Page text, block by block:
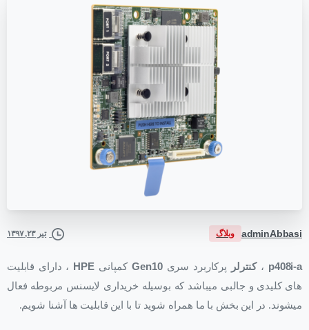
adminAbbasi وبلاگ تیر ۲۳, ۱۳۹۷
p408i-a ،کنترلر پرکاربرد سریGen10کمپانیHPE
، دارای قابلیت
های کلیدی و جالبی میباشد که بوسیله خریداری لایسنس مربوطه فعال
میشوند. در این بخش با ما همراه شوید تا با این قابلیت ها آشنا شویم.